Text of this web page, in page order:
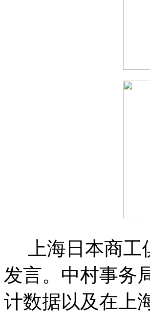
上海日本商
发言。中村事务
计数据以及在上